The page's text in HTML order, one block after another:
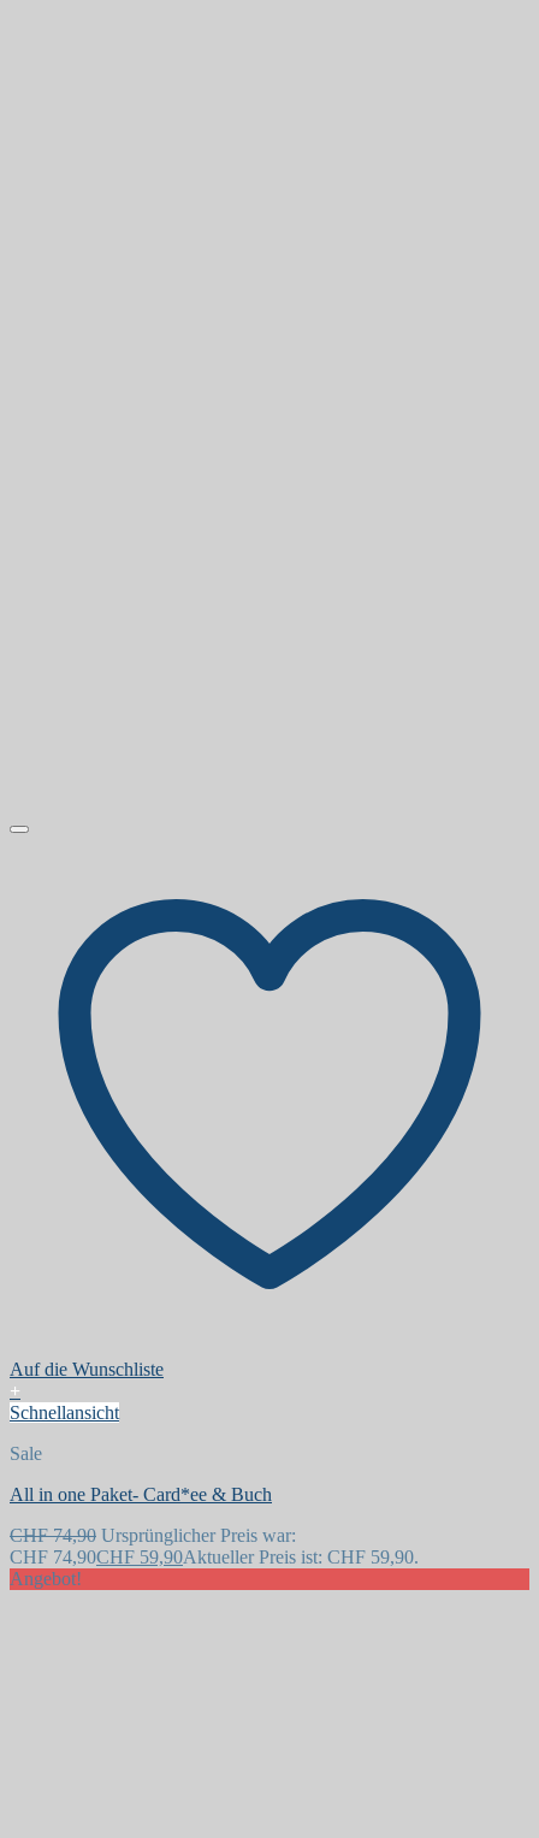
Auf die Wunschliste
+
Schnellansicht
Sale
All in one Paket- Card*ee & Buch
CHF74,90 Ursprünglicher Preis war:
CHF 74,90CHF 59,90Aktueller Preis ist: CHF 59,90.
Angebot!